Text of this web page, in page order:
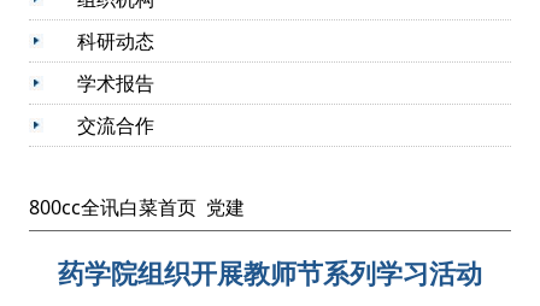
科研动态
学术报告
交流合作
800cc全讯白菜首页 党建
药学院组织开展教师节系列学习活动